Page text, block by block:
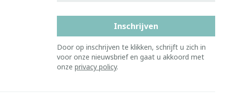
Inschrijven
Door op inschrijven te klikken, schrijft u zich in
voor onze nieuwsbrief en gaat u akkoord met
onze privacy policy.